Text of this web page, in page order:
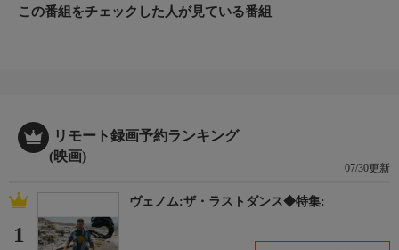
族との絆と、愛する音楽との間で悩むアリエルはある大きな決心
この番組をチェックした人が見ている番組
リモート録画予約ランキング
(映画)
07/30更新
1
ヴェノム:ザ・ラストダンス◆特集: